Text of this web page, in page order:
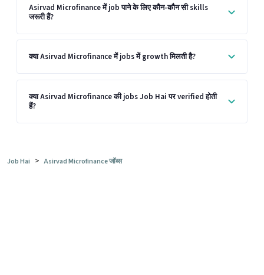
Asirvad Microfinance में job पाने के लिए कौन-कौन सी skills
जरूरी हैं?
क्या Asirvad Microfinance में jobs में growth मिलती है?
क्या Asirvad Microfinance की jobs Job Hai पर verified होती
हैं?
Job Hai > Asirvad Microfinance जॉब्स